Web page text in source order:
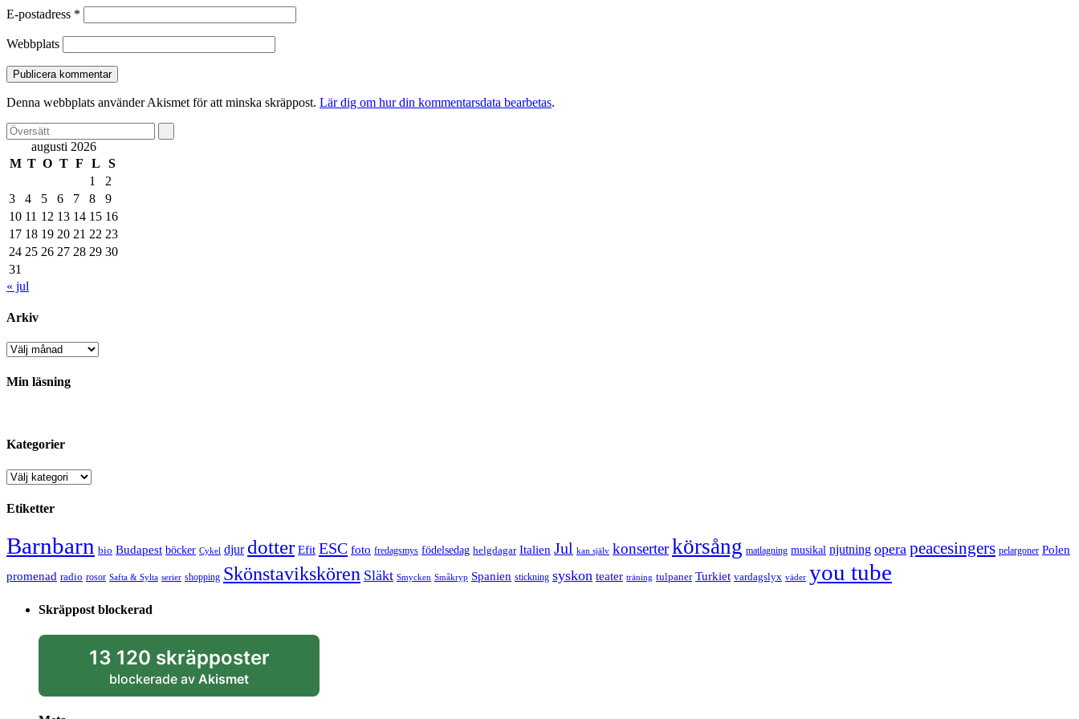
E-postadress *
Webbplats
Denna webbplats använder Akismet för att minska skräppost. Lär dig om hur din kommentarsdata bearbetas.
augusti 2026
M T O T F L
S
1
2
3
4 5 6 7 8
9
10 11 12 13 14 15 16
17 18 19 20 21 22 23
24 25 26 27 28 29 30
31
« jul
Arkiv
Arkiv
Min läsning
Kategorier
Kategorier
Etiketter
Barnbarn bio Budapest böcker Cykel djur dotter Efit ESC foto fredagsmys födelsedag helgdagar Italien Jul kan själv konserter körsång matlagning musikal njutning opera peacesingers pelargoner Polen
promenad radio rosor Safta & Sylta serier shopping Skönstavikskören Släkt Smycken Småkryp Spanien stickning syskon teater träning tulpaner Turkiet vardagslyx väder you tube
Skräppost blockerad
13 120 skräpposter
blockerade av Akismet